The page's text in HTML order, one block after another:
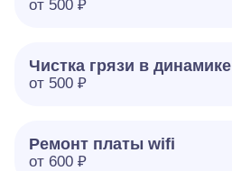
от 500 ₽
Чистка грязи в динамике
от 500 ₽
Ремонт платы wifi
от 600 ₽